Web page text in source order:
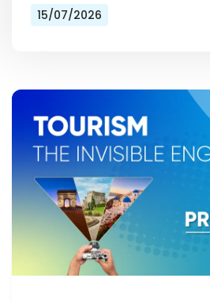
auxquels ils font face tous les…
15/07/2026